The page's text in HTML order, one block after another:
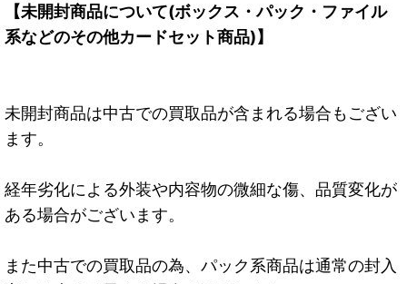
【未開封商品について(ボックス・パック・ファイル
系などのその他カードセット商品)】
未開封商品は中古での買取品が含まれる場合もござい
ます。
経年劣化による外装や内容物の微細な傷、品質変化が
ある場合がございます。
また中古での買取品の為、パック系商品は通常の封入